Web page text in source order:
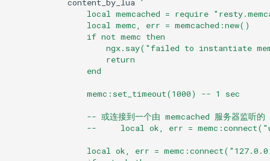
local memcached = require
                local memc, err = memcached:new()
                if not memc then
ngx.say("failed to instantiate
                    return
                end
                memc:set_timeout(1000) -- 1 sec
-- 或连接到一个由 memcached 服务器监听的
--     local ok, err =
local ok, err =